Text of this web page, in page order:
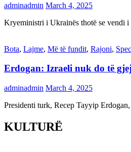
adminadmin March 4, 2025
Kryeministri i Ukrainës thotë se vendi
Bota, Lajme, Më të fundit, Rajoni,
Erdogan: Izraeli nuk do të
adminadmin March 4, 2025
Presidenti turk, Recep Tayyip
KULTURË